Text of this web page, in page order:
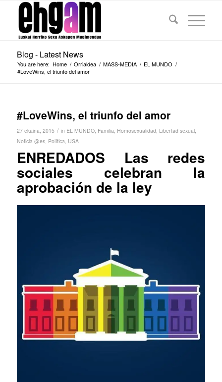
Blog - Latest News
You are here: Home / Orrialdea / MASS-MEDIA / EL MUNDO /
#LoveWins, el triunfo del amor
#LoveWins, el triunfo del amor
27 ekaina, 2015 / in EL MUNDO, Familia, Homosexualidad, Libertad sexual,
Noticia @es, Política, USA
ENREDADOS Las redes
sociales celebran la
aprobación de la ley